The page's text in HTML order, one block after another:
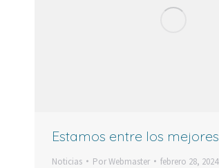
Estamos entre los mejores
Noticias PorWebmaster febrero 28, 2024